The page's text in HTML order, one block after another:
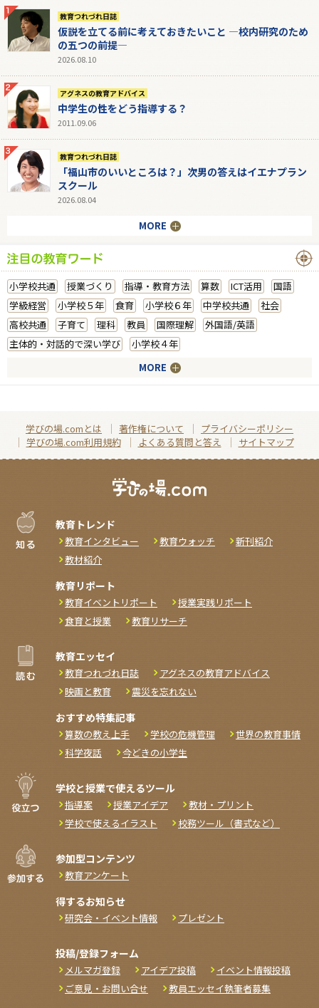
教育つれづれ日誌
仮説を立てる前に考えておきたいこと ―校内研究のため
の五つの前提―
2026.08.10
アグネスの教育アドバイス
中学生の性をどう指導する？
2011.09.06
教育つれづれ日誌
「福山市のいいところは？」次男の答えはイエナプラン
スクール
2026.08.04
MORE
小学校共通 授業づくり 指導・教育方法 算数 ICT活用
国語
学級経営
小学校５年 食育 小学校６年 中学校共通
社会
高校共通
子育て 理科 教員 国際理解
外国語/英語
主体的・対話的で深い学び
小学校４年
MORE
学びの場.comとは 著作権について
プライバシーポリシー
学びの場.com利用規約
よくある質問と答え サイトマップ
教育トレンド
教育インタビュー 教育ウォッチ
新刊紹介
教材紹介
教育リポート
教育イベントリポート
授業実践リポート
食育と授業
教育リサーチ
教育エッセイ
教育つれづれ日誌
アグネスの教育アドバイス
映画と教育
震災を忘れない
おすすめ特集記事
算数の教え上手 学校の危機管理
世界の教育事情
科学夜話
今どきの小学生
学校と授業で使えるツール
指導案 授業アイデア
教材・プリント
学校で使えるイラスト
校務ツール（書式など）
参加型コンテンツ
教育アンケート
得するお知らせ
研究会・イベント情報 プレゼント
投稿/登録フォーム
メルマガ登録 アイデア投稿
イベント情報投稿
ご意見・お問い合せ
教員エッセイ執筆者募集